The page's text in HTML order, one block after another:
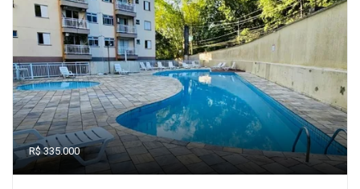
R$ 335.000